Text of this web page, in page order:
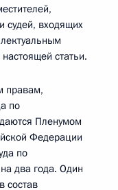
судей, входящих
статьи.
правам,
по
Пленумом
Федерации
по
два года. Один
состав